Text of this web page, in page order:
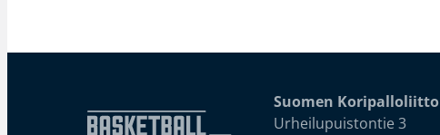
Suomen Koripalloliitto
Urheilupuistontie 3